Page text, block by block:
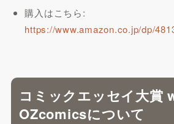
購入はこちら:
https://www.amazon.co.jp/dp/
コミックエッセイ大賞
OZcomicsについて